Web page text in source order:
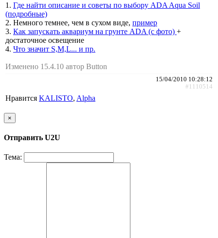
1. Где найти описание и советы по выбору ADA Aqua Soil
(подробные)
2. Немного темнее, чем в сухом виде, пример
3. Как запускать аквариум на грунте ADA (c фото) +
достаточное освещение
4. Что значит S,M,L... и пр.
Изменено 15.4.10 автор Button
15/04/2010 10:28:12
#1110514
Нравится KALISTO, Alpha
×
Отправить U2U
Тема: